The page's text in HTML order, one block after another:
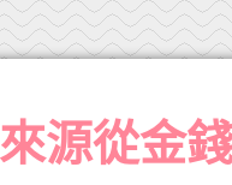
源從金